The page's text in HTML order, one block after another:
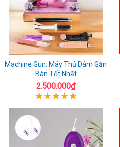
Machine Gun: Máy Thủ Dâm Gắn
Bàn Tốt Nhất
2.500.000₫